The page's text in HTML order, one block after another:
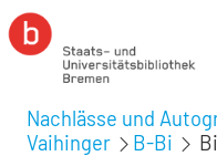
Nachlässe und
Vaihinger
B-Bi